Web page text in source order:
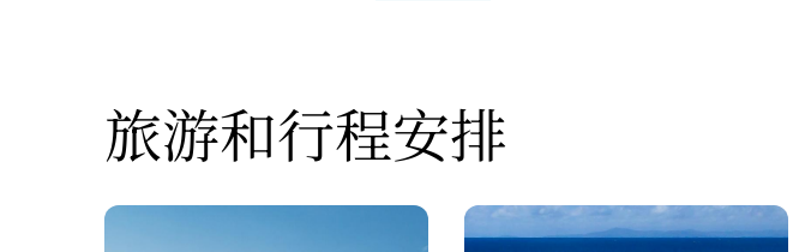
旅游和行程安排